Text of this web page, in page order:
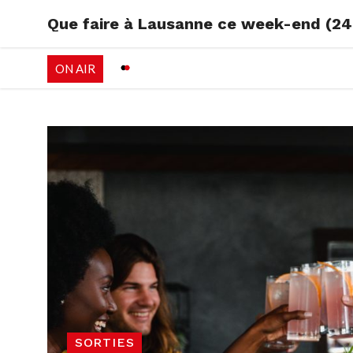
RADIO
Que faire à Lausanne ce week-end
ON AIR
SORTIES